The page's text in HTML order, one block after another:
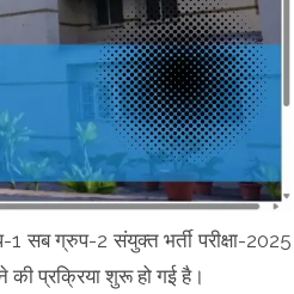
सब ग्रुप-2 संयुक्त भर्ती परीक्षा-2025
प्रक्रिया शुरू हो गई है।